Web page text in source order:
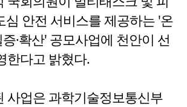
심 안전 서비스를 제공하는 '온
·확산' 공모사업에 천안이 선
한다고 밝혔다.
사업은 과학기술정보통신부